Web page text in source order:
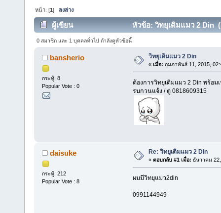
หน้า: [1] ลงล่าง
ผู้เขียน หัวข้อ: วิทยุเดิมแมว 2 Din (
0 สมาชิก และ 1 บุคคลทั่วไป กำลังดูหัวข้อนี้
bansherio
กระทู้: 8
Popular Vote : 0
วิทยุเดิมแมว 2 Din
« เมื่อ: กุมภาพันธ์ 11, 2015,
ต้องการวิทยุเดิมแมว 2 Din พร้อม
รบกวนแจ้ง / ตู่ 0818609315
daisuke
กระทู้: 212
Popular Vote : 8
Re: วิทยุเดิมแมว 2 Din
« ตอบกลับ #1 เมื่อ: ธันวาคม
ผมมีวิทยุแมว2din
0991144949